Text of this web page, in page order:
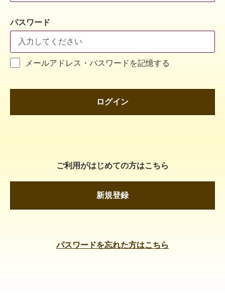
パスワード
メールアドレス・パスワードを記憶する
ログイン
ご利用がはじめての方はこちら
新規登録
パスワードを忘れた方はこちら